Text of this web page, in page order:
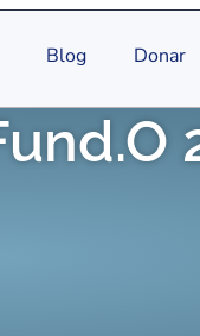
Blog Donar